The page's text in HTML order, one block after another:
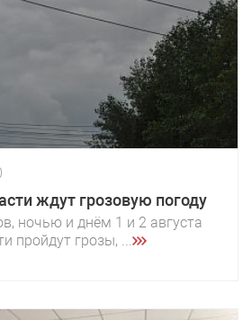
ждут грозовую погоду
ночью и днём 1 и 2 августа
пройдут грозы, ...